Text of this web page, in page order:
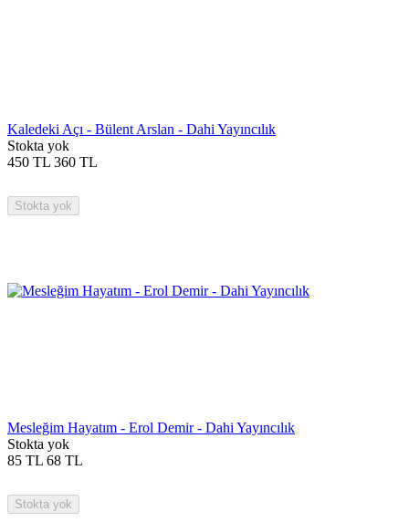
Kaledeki Açı - Bülent Arslan - Dahi Yayıncılık
Stokta yok
450 TL 360 TL
Stokta yok
Mesleğim Hayatım - Erol Demir - Dahi Yayıncılık
Stokta yok
85 TL 68 TL
Stokta yok